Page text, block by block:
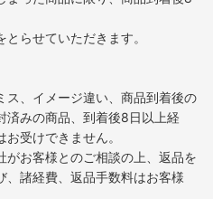
らせていただきます。
ス、イメージ違い、商品到着後の
済みの商品、到着後8日以上経
受けできません。
お客様とのご相談の上、返品を
、諸経費、返品手数料はお客様